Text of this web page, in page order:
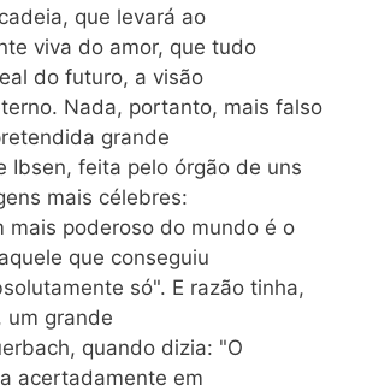
que levará ao
viva do amor, que tudo
do futuro, a visão
Nada, portanto, mais falso
grande
Ibsen, feita pelo órgão de uns
mais célebres:
mais poderoso do mundo é o
que conseguiu
só". E razão tinha,
um grande
quando dizia: "O
acertadamente em